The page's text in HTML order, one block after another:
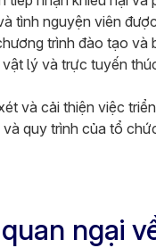
tình nguyện viên
trình đào tạo và
lý và trực tuyến
và cải thiện việc
quy trình của tổ
ngại